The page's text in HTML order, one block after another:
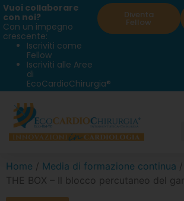
Vuoi collaborare
con noi?
Con un impegno
crescente:
Iscriviti come
Fellow
Iscriviti alle Aree
di
EcoCardioChirurgia®
Diventa
Fellow
Home / Media di formazione continua /
THE BOX – Il blocco percutaneo del